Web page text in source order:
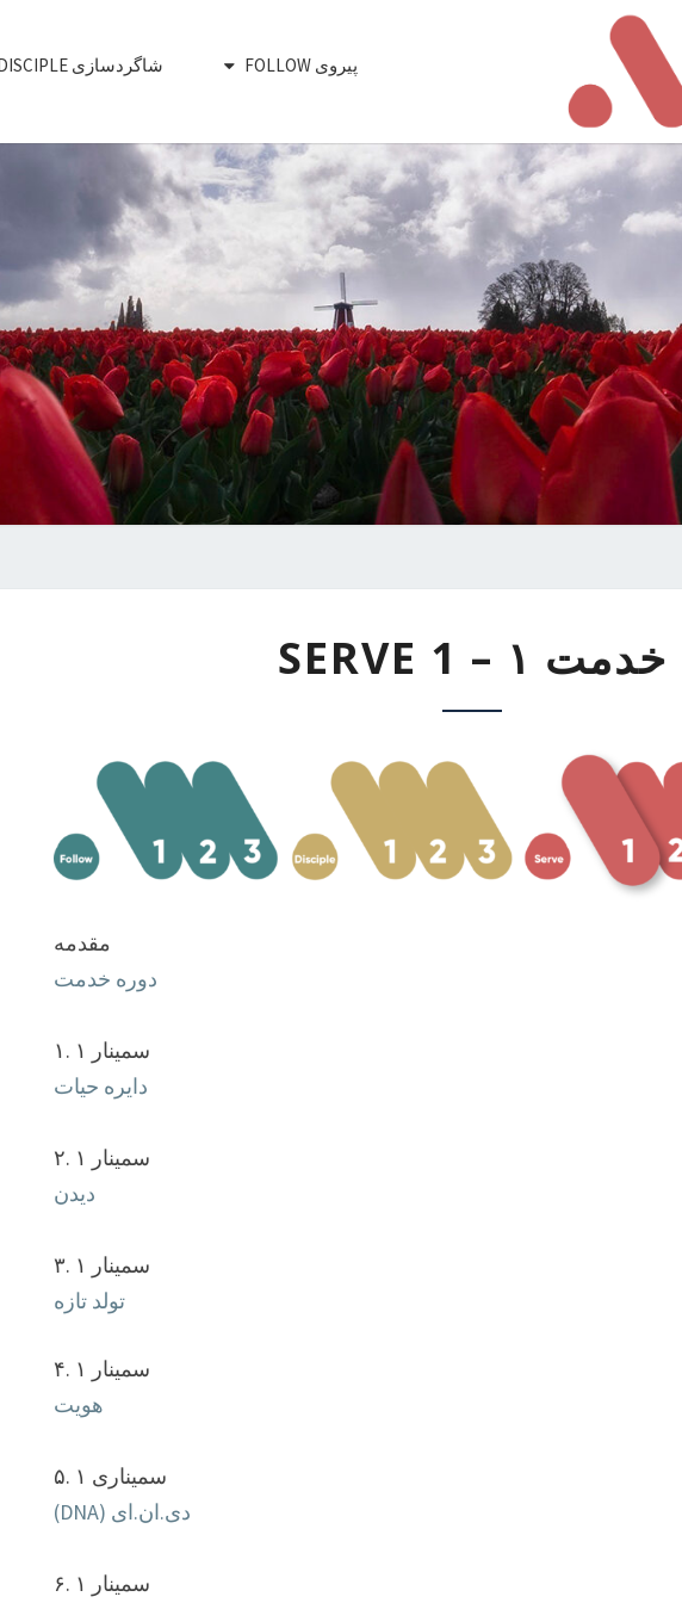
پیروی FOLLOW شاگردسازی DISCIPLE
RED CHAIR
MOVEMENT
Develop, Release, Support To Reach High
Impact
۱
SERVE
خدمت ۱ – SERVE 1
مقدمه
دوره خدمت
سمینار ۱ .۱
دایره حیات
سمینار ۱ .۲
دیدن
سمینار ۱ .۳
تولد تازه
سمینار ۱ .۴
هویت
سمیناری ۱ .۵
دی.ان.ای (DNA)
سمینار ۱ .۶